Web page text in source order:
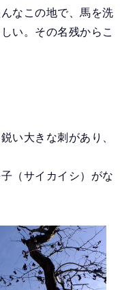
なこの地で、馬を洗
い。その名残からこ
い大きな刺があり、
（サイカイシ）がな